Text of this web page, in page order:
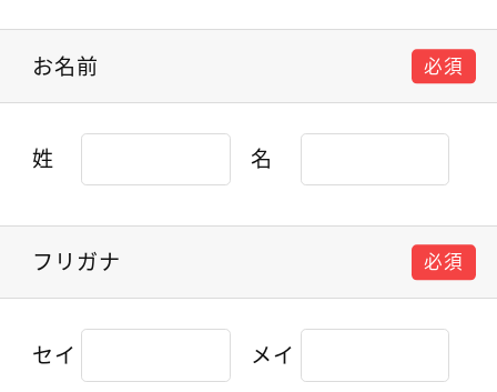
お名前 必須
姓 名
フリガナ 必須
セイ メイ